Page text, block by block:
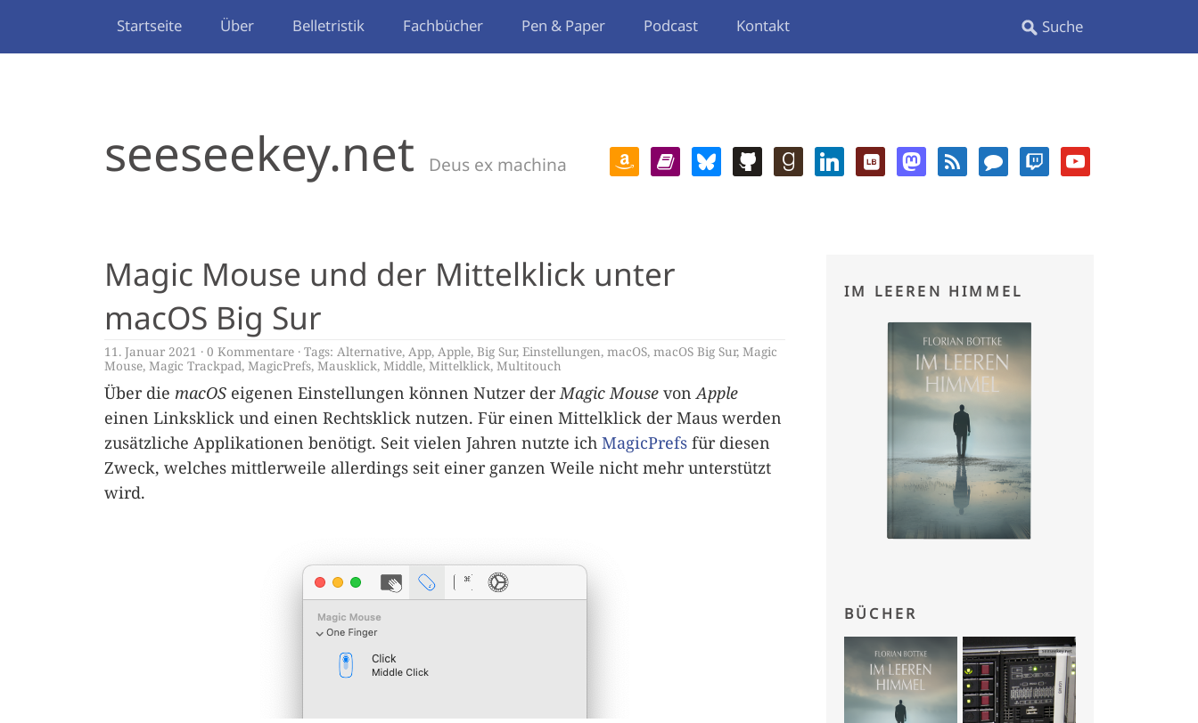
Startseite Über Belletristik Fachbücher Pen & Paper Podcast Kontakt
seeseekey.net Deus ex machina
Magic Mouse und der Mittelklick unter
macOS Big Sur
11. Januar 2021 0 Kommentare Tags: Alternative, App, Apple, Big Sur, Einstellungen, macOS, macOS Big Sur, Magic
Mouse, Magic Trackpad, MagicPrefs, Mausklick, Middle,Mittelklick, Multitouch
Über die macOS eigenen Einstellungen können Nutzer derMagic Mouse vonApple
einen Linksklick und einen Rechtsklick nutzen. Für einen Mittelklick der Maus werden
zusätzliche Applikationen benötigt. Seit vielen Jahren nutzte ich MagicPrefs für diesen
Zweck, welches mittlerweile allerdings seit einer ganzen Weile nicht mehr unterstützt
wird.
IM LEEREN HIMMEL
BÜCHER